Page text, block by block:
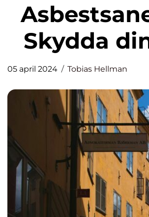
Asbestsanering i Stockholm:
Skydda
05 april 2024 Tobias Hellman